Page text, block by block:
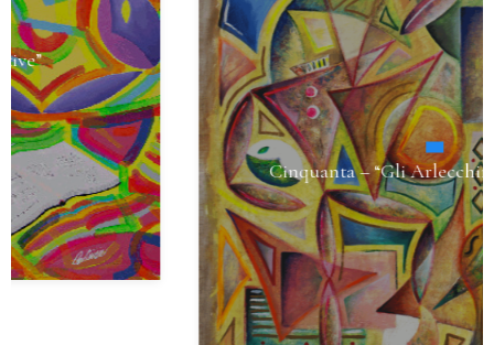
Cinquanta – “Gli Arlecchini (C Version)”